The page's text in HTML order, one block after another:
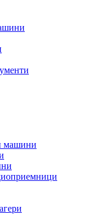
машини